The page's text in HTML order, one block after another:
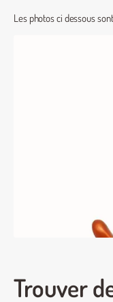
Les photos ci dessous
Trouver